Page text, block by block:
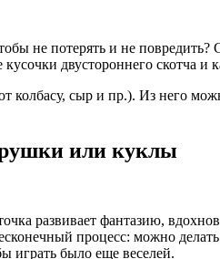
не потерять и не
двустороннего скотча
сыр и пр.). Из него
или куклы
развивает фантазию,
процесс: можно
играть было еще веселей.